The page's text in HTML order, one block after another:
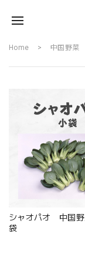
Home 中国野菜
シャオパオ 中国野
袋